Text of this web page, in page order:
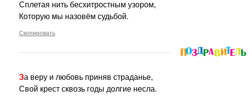
Сплетая нить бесхитростным узором,
Которую мы назовём судьбой.
Скопировать
За веру и любовь приняв страданье,
Свой крест сквозь годы долгие несла.